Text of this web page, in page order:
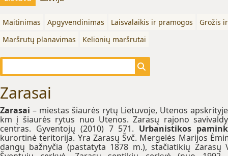
Maitinimas Apgyvendinimas Laisvalaikis ir pramogos
Grožis
Maršrutų planavimas
Kelionių maršrutai
Zarasai
Zarasai – miestas šiaurės rytų Lietuvoje, Utenos
km į šiaurės rytus nuo Utenos. Zarasų rajono
centras. Gyventojų (2010) 7 571. Urbanistikos
kurortinė teritorija. Yra Zarasų Švč. Mergelės Marijos
dangų bažnyčia (pastatyta 1878 m.), stačiatikių Zarasų